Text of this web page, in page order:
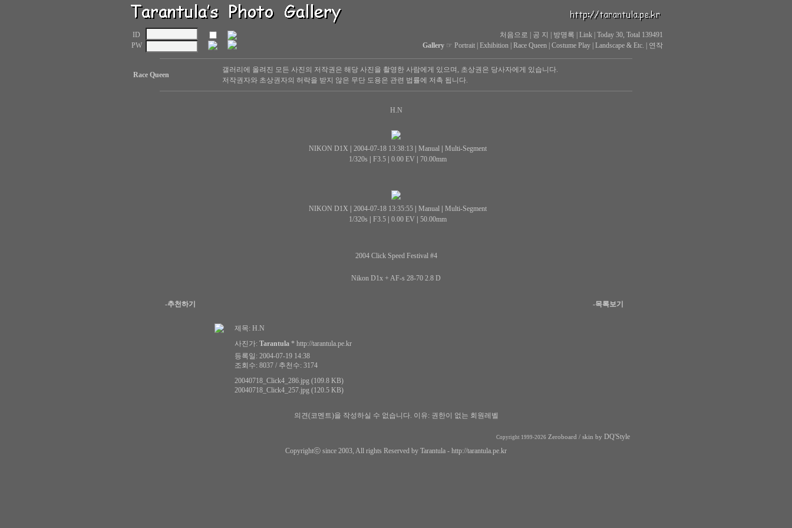
ID
PW
처음으로 공 지 방명록 Link| Today 30, Total 139491
Gallery☞ Portrait| Exhibition| Race Queen| Costume Play| Landscape & Etc. 연작
Race Queen
갤러리에 올려진 모든 사진의 저작권은 해당 사진을 촬영한 사람에게 있으며, 초상권은 당사자에게 있습니다.
저작권자와 초상권자의 허락을 받지 않은 무단 도용은 관련 법률에 저촉 됩니다.
H.N
NIKON D1X 2004-07-18 13:38:13| Manual| Multi-Segment
1/320s
F3.5| 0.00 EV 70.00mm
NIKON D1X 2004-07-18 13:35:55| Manual| Multi-Segment
1/320s
F3.5| 0.00 EV 50.00mm
2004 Click Speed Festival #4
Nikon D1x + AF-s 28-70 2.8 D
-추천하기 -목록보기
제목: H.N
사진가: Tarantula * http://tarantula.pe.kr
등록일: 2004-07-19 14:38
조회수: 8037 / 추천수: 3174
20040718_Click4_286.jpg (109.8 KB)
20040718_Click4_257.jpg (120.5 KB)
의견(코멘트)을 작성하실 수 없습니다. 이유: 권한이 없는 회원레벨
Copyright 1999-2026 Zeroboard / skin by DQ'Style
Copyrightⓒ since 2003, All rights Reserved by Tarantula - http://tarantula.pe.kr